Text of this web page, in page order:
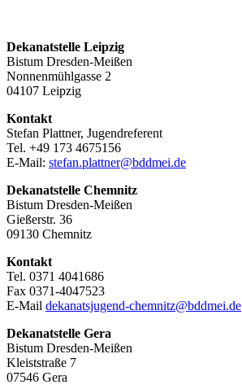
Dekanatstelle Leipzig
Bistum Dresden-Meißen
Nonnenmühlgasse 2
04107 Leipzig
Kontakt
Stefan Plattner, Jugendreferent
Tel. +49 173 4675156
E-Mail: stefan.plattner@bddmei.de
Dekanatstelle Chemnitz
Bistum Dresden-Meißen
Gießerstr. 36
09130 Chemnitz
Kontakt
Tel. 0371 4041686
Fax 0371-4047523
E-Mail dekanatsjugend-chemnitz@bddmei.de
Dekanatstelle Gera
Bistum Dresden-Meißen
Kleiststraße 7
07546 Gera